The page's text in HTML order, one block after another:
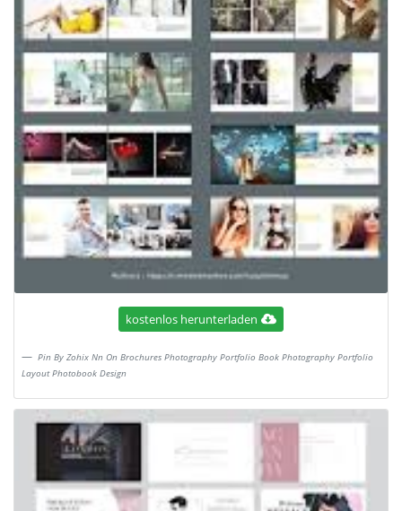
kostenlos herunterladen
Pin By Zohix Nn On Brochures Photography Portfolio Book Photography Portfolio
Layout Photobook Design